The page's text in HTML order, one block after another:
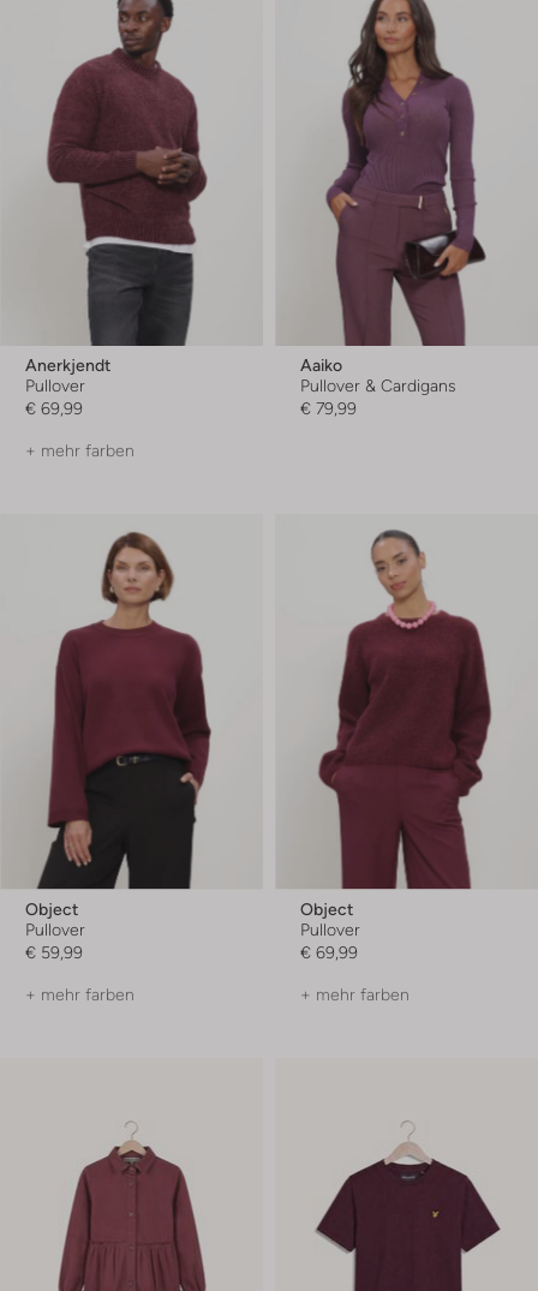
Anerkjendt
Pullover
€ 69,99
+ mehr farben
Aaiko
Pullover & Cardigans
€ 79,99
Object
Pullover
€ 59,99
+ mehr farben
Object
Pullover
€ 69,99
+ mehr farben